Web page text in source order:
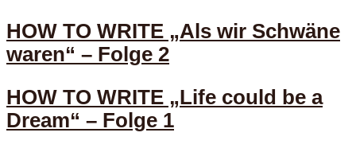
HOW TO WRITE „Als wir Schwäne
waren“ – Folge 2
HOW TO WRITE „Life could be a
Dream“ – Folge 1